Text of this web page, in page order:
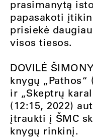
prasimanytą
papasakoti
prisiekė
visos tiesos.
DOVILĖ
knygų
ir „Skeptrų
(12:15, 2022)
įtraukti į ŠMC
knygų rinkinį.